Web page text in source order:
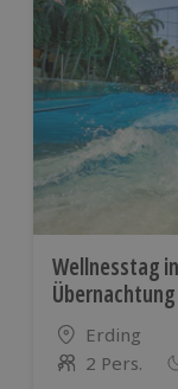
Wellnesstag
Standort
Erding
Anzahl der
2 Pers.